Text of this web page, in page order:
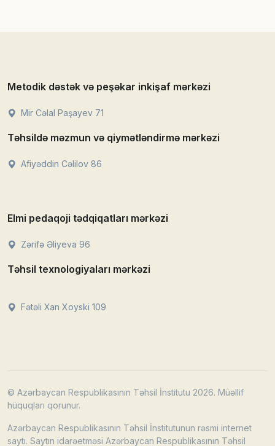
Metodik dəstək və peşəkar inkişaf mərkəzi
Mir Cəlal Paşayev 71
Təhsildə məzmun və qiymətləndirmə mərkəzi
Afiyəddin Cəlilov 86
Elmi pedaqoji tədqiqatları mərkəzi
Zərifə Əliyeva 96
Təhsil texnologiyaları mərkəzi
Fətəli Xan Xoyski 109
© Azərbaycan Respublikasının Təhsil İnstitutu 2026. Müəllif
hüquqları qorunur.
Azərbaycan Respublikasının Təhsil İnstitutunun rəsmi internet
saytı. Saytın idarəetməsi Azərbaycan Respublikasının Təhsil